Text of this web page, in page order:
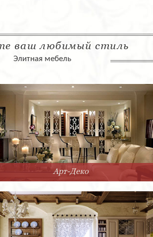
ваш любимый стиль
Элитная мебель
Арт-Деко